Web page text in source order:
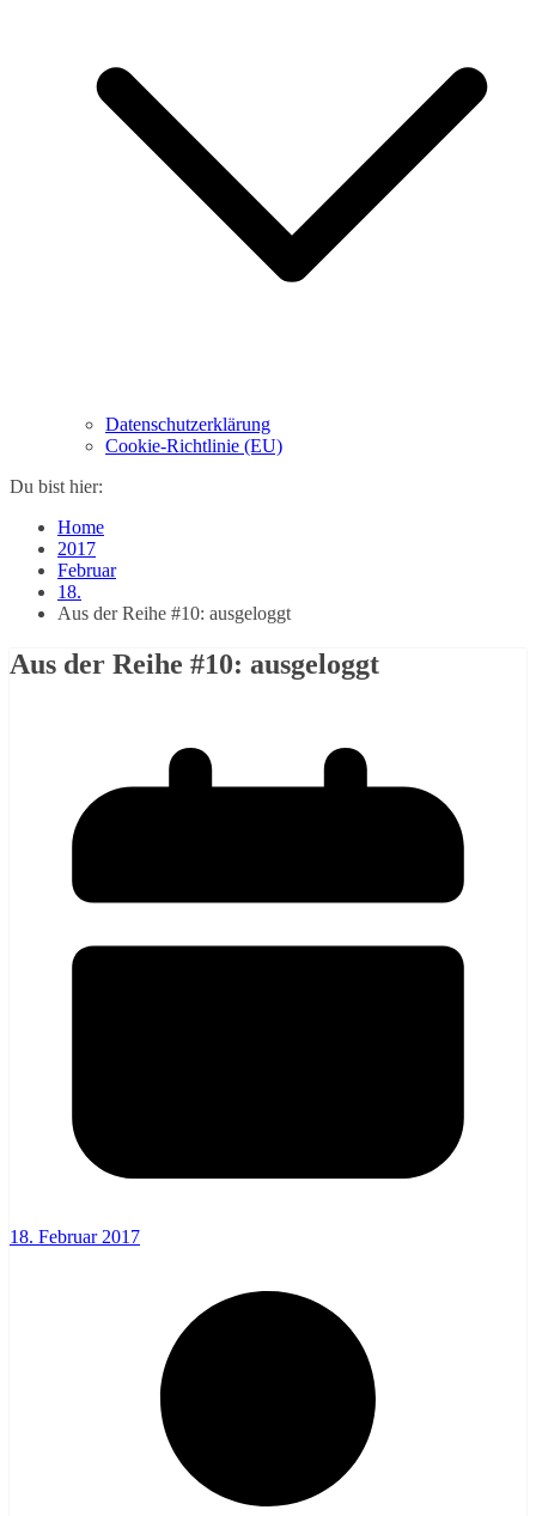
Datenschutzerklärung
Cookie-Richtlinie (EU)
Du bist hier:
Home
2017
Februar
18.
Aus der Reihe #10: ausgeloggt
Aus der Reihe #10: ausgeloggt
18. Februar 2017